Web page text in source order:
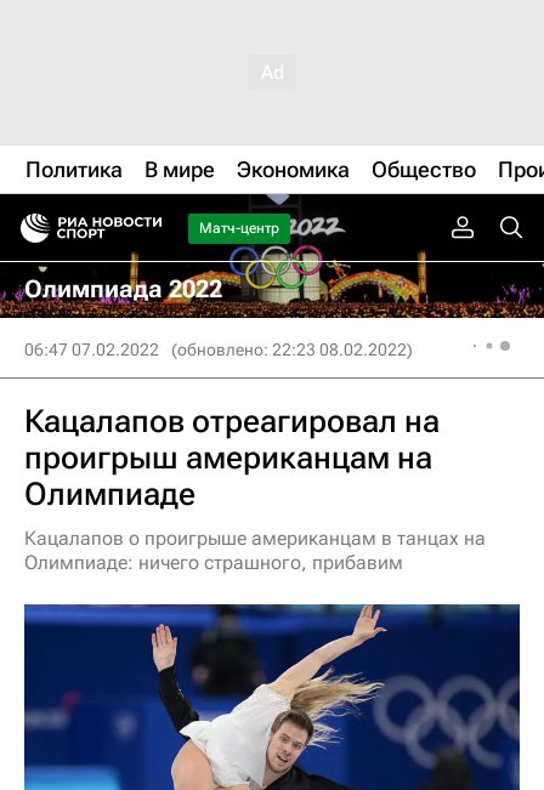
Политика В мире Экономика Общество
Матч-центр
Олимпиада 2022
06:47 07.02.2022 (обновлено: 22:23 08.02.2022)
Кацалапов отреагировал на
проигрыш американцам на
Олимпиаде
Кацалапов о проигрыше американцам в танцах на
Олимпиаде: ничего страшного, прибавим